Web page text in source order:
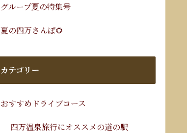
グループ夏の特集号
夏の四万さんぽ🌻
カテゴリー
おすすめドライブコース
四万温泉旅行にオススメの道の駅